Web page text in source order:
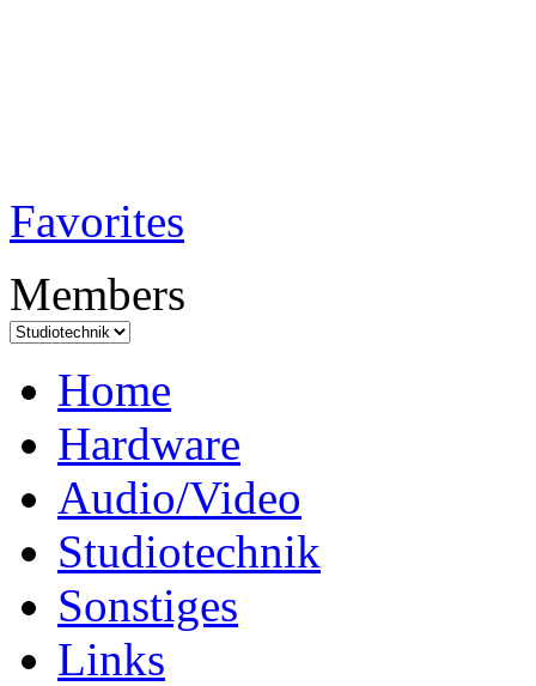
Favorites
Members
Home
Hardware
Audio/Video
Studiotechnik
Sonstiges
Links